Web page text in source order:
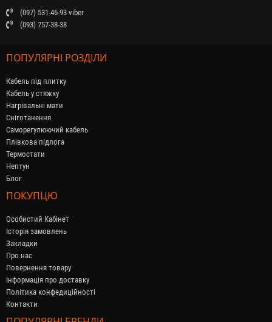
(097) 531-46-93 viber
(093) 757-38-38
ПОПУЛЯРНІ РОЗДІЛИ
Кабель під плитку
Кабель у стяжку
Нагрівальні мати
Сніготанення
Саморегулюючий кабель
Плівкова підлога
Термостати
Нептун
Блог
ПОКУПЦЮ
Особистий Кабінет
Історія замовлень
Закладки
Про нас
Повернення товару
Інформація про доставку
Політика конфедиційності
Контакти